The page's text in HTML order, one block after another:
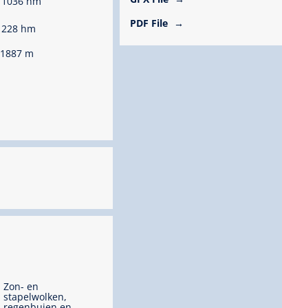
228 hm
1887 m
Zon- en
stapelwolken,
PDF File